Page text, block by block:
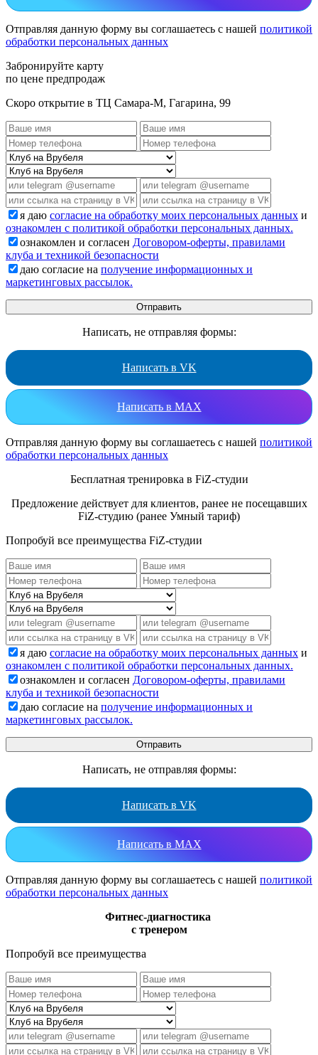
Отправляя данную форму вы соглашаетесь с нашей политикой
обработки персональных данных
Забронируйте карту
по цене предпродаж
Скоро открытие в ТЦ Самара-М, Гагарина, 99
я даю согласие на обработку моих персональных данных и
ознакомлен с политикой обработки персональных данных.
ознакомлен и согласен Договором-оферты, правилами
клуба и техникой безопасности
даю согласие на получение информационных и
маркетинговых рассылок.
Написать, не отправляя формы:
Написать в VK
Написать в MAX
Отправляя данную форму вы соглашаетесь с нашей политикой
обработки персональных данных
Бесплатная тренировка в FiZ-студии
Предложение действует для клиентов, ранее не посещавших
FiZ-студию (ранее Умный тариф)
Попробуй все преимущества FiZ-студии
я даю согласие на обработку моих персональных данных и
ознакомлен с политикой обработки персональных данных.
ознакомлен и согласен Договором-оферты, правилами
клуба и техникой безопасности
даю согласие на получение информационных и
маркетинговых рассылок.
Написать, не отправляя формы:
Написать в VK
Написать в MAX
Отправляя данную форму вы соглашаетесь с нашей политикой
обработки персональных данных
Фитнес-диагностика
с тренером
Попробуй все преимущества